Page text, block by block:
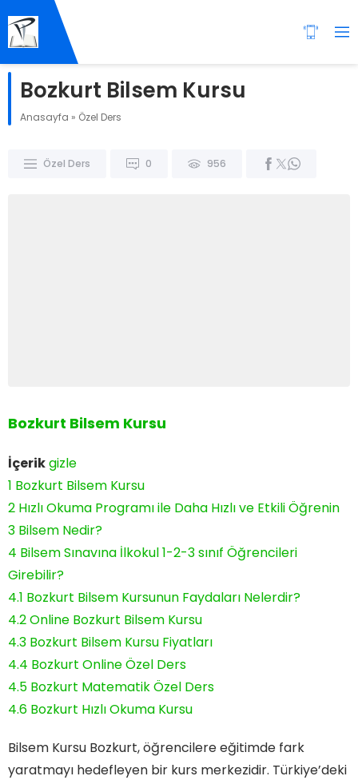
Bozkurt Bilsem Kursu
Anasayfa » Özel Ders
Özel Ders 0 956
Bozkurt Bilsem Kursu
İçerikgizle
1 Bozkurt Bilsem Kursu
2 Hızlı Okuma Programı ile Daha Hızlı ve Etkili Öğrenin
3 Bilsem Nedir?
4 Bilsem Sınavına İlkokul 1-2-3 sınıf Öğrencileri
Girebilir?
4.1 Bozkurt Bilsem Kursunun Faydaları Nelerdir?
4.2Online Bozkurt Bilsem Kursu
4.3 Bozkurt Bilsem Kursu Fiyatları
4.4 Bozkurt Online Özel Ders
4.5 Bozkurt Matematik Özel Ders
4.6 Bozkurt Hızlı Okuma Kursu
Bilsem Kursu Bozkurt, öğrencilere eğitimde fark
yaratmayı hedefleyen bir kurs merkezidir. Türkiye’deki